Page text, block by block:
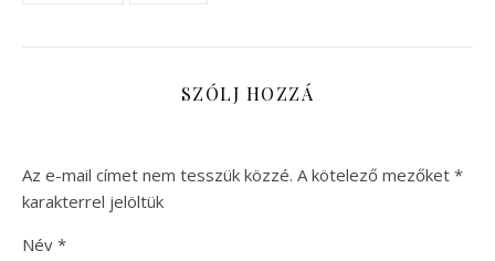
SZÓLJ HOZZÁ
Az e-mail címet nem tesszük közzé. A kötelező mezőket *
karakterrel jelöltük
Név *